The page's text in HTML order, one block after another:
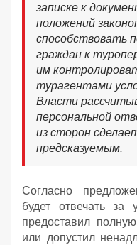
записке к
положений
способствовать
граждан к
им
турагентами
Власти
персональной
из сторон
предсказуемым.
Согласно
будет отвечать за
предоставил
или допустил